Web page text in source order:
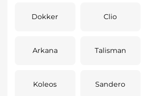
Dokker Clio
Arkana Talisman
Koleos Sandero